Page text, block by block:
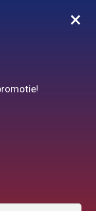
0
DJINN-code10
×